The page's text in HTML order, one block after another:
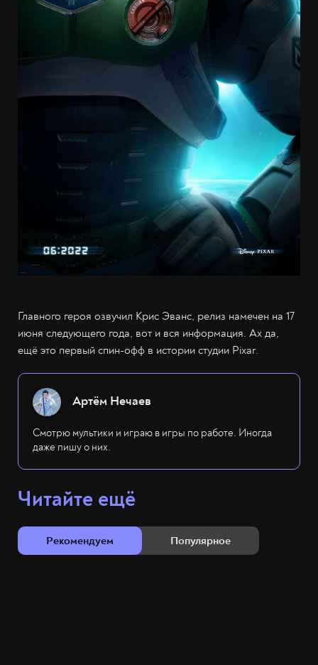
Главного героя озвучил Крис Эванс, релиз намечен на 17
июня следующего года, вот и вся информация. Ах да,
ещё это первый спин-офф в истории студии Pixar.
Артём Нечаев
Смотрю мультики и играю в игры по работе. Иногда
даже пишу о них.
Читайте ещё
Рекомендуем Популярное